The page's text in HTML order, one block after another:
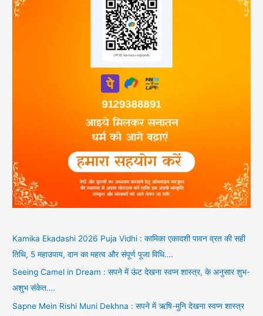
Kamika Ekadashi 2026 Puja Vidhi : कामिका एकादशी पावन व्रत की सही
तिथि, 5 महाउपाय, दान का महत्व और संपूर्ण पूजा विधि….
Seeing Camel in Dream : सपने में ऊंट देखना स्वप्न शास्त्र, के अनुसार शुभ-
अशुभ संकेत….
Sapne Mein Rishi Muni Dekhna : सपने में ऋषि-मुनि देखना स्वप्न शास्त्र